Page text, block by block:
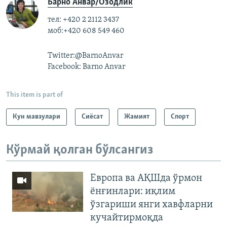
Барно Анвар/Озодлик
тел: +420 2 2112 3437
моб:+420 608 549 460
Twitter:@BarnoAnvar
Facebook: Barno Anvar
This item is part of
Кун мавзулари Сиёсат Жамият Спорт
Кўрмай қолган бўлсангиз
Европа ва АҚШда ўрмон
ёнғинлари: иқлим
ўзгариши янги хавфларни
кучайтирмоқда